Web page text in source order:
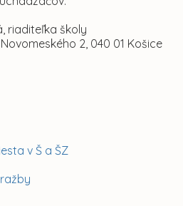
v Š a ŠZ
riaditeľka školy
meského 2, 040 01 Košice